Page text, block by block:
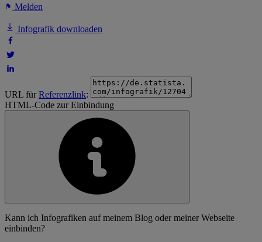
Melden
Infografik downloaden
URL fürReferenzlink:
HTML-Code zur Einbindung
Kann ich Infografiken auf meinem Blog oder meiner Webseite
einbinden?